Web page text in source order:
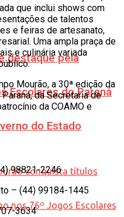
destaque pela
Escolares do Paraná
do Estado
que inclui shows com
de talentos
e feiras de artesanato,
Uma ampla praça de
e culinária variada
Mourão, a 30ª edição da
da Secretaria de
da COAMO e
98821-2246
– (44) 99184-1445
3634